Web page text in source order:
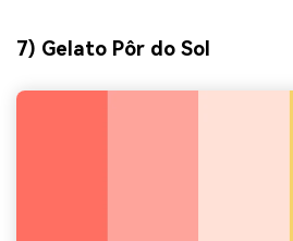
7) Gelato Pôr do Sol